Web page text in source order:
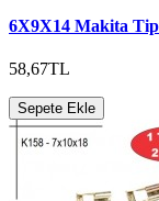
6X9X14 Makita
58,67TL
Sepete Ekle